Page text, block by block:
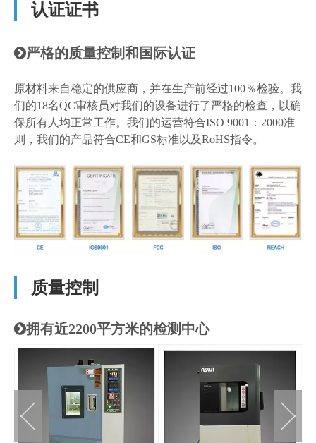
认证证书
严格的质量控制和国际认证
原材料来自稳定的供应商，并在生产前经过100％检验。我
们的18名QC审核员对我们的设备进行了严格的检查，以确
保所有人均正常工作。我们的运营符合ISO 9001：2000准
则，我们的产品符合CE和GS标准以及RoHS指令。
质量控制
拥有近2200平方米的检测中心